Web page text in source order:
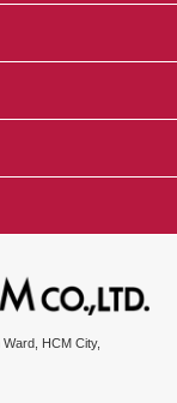
HCM City,